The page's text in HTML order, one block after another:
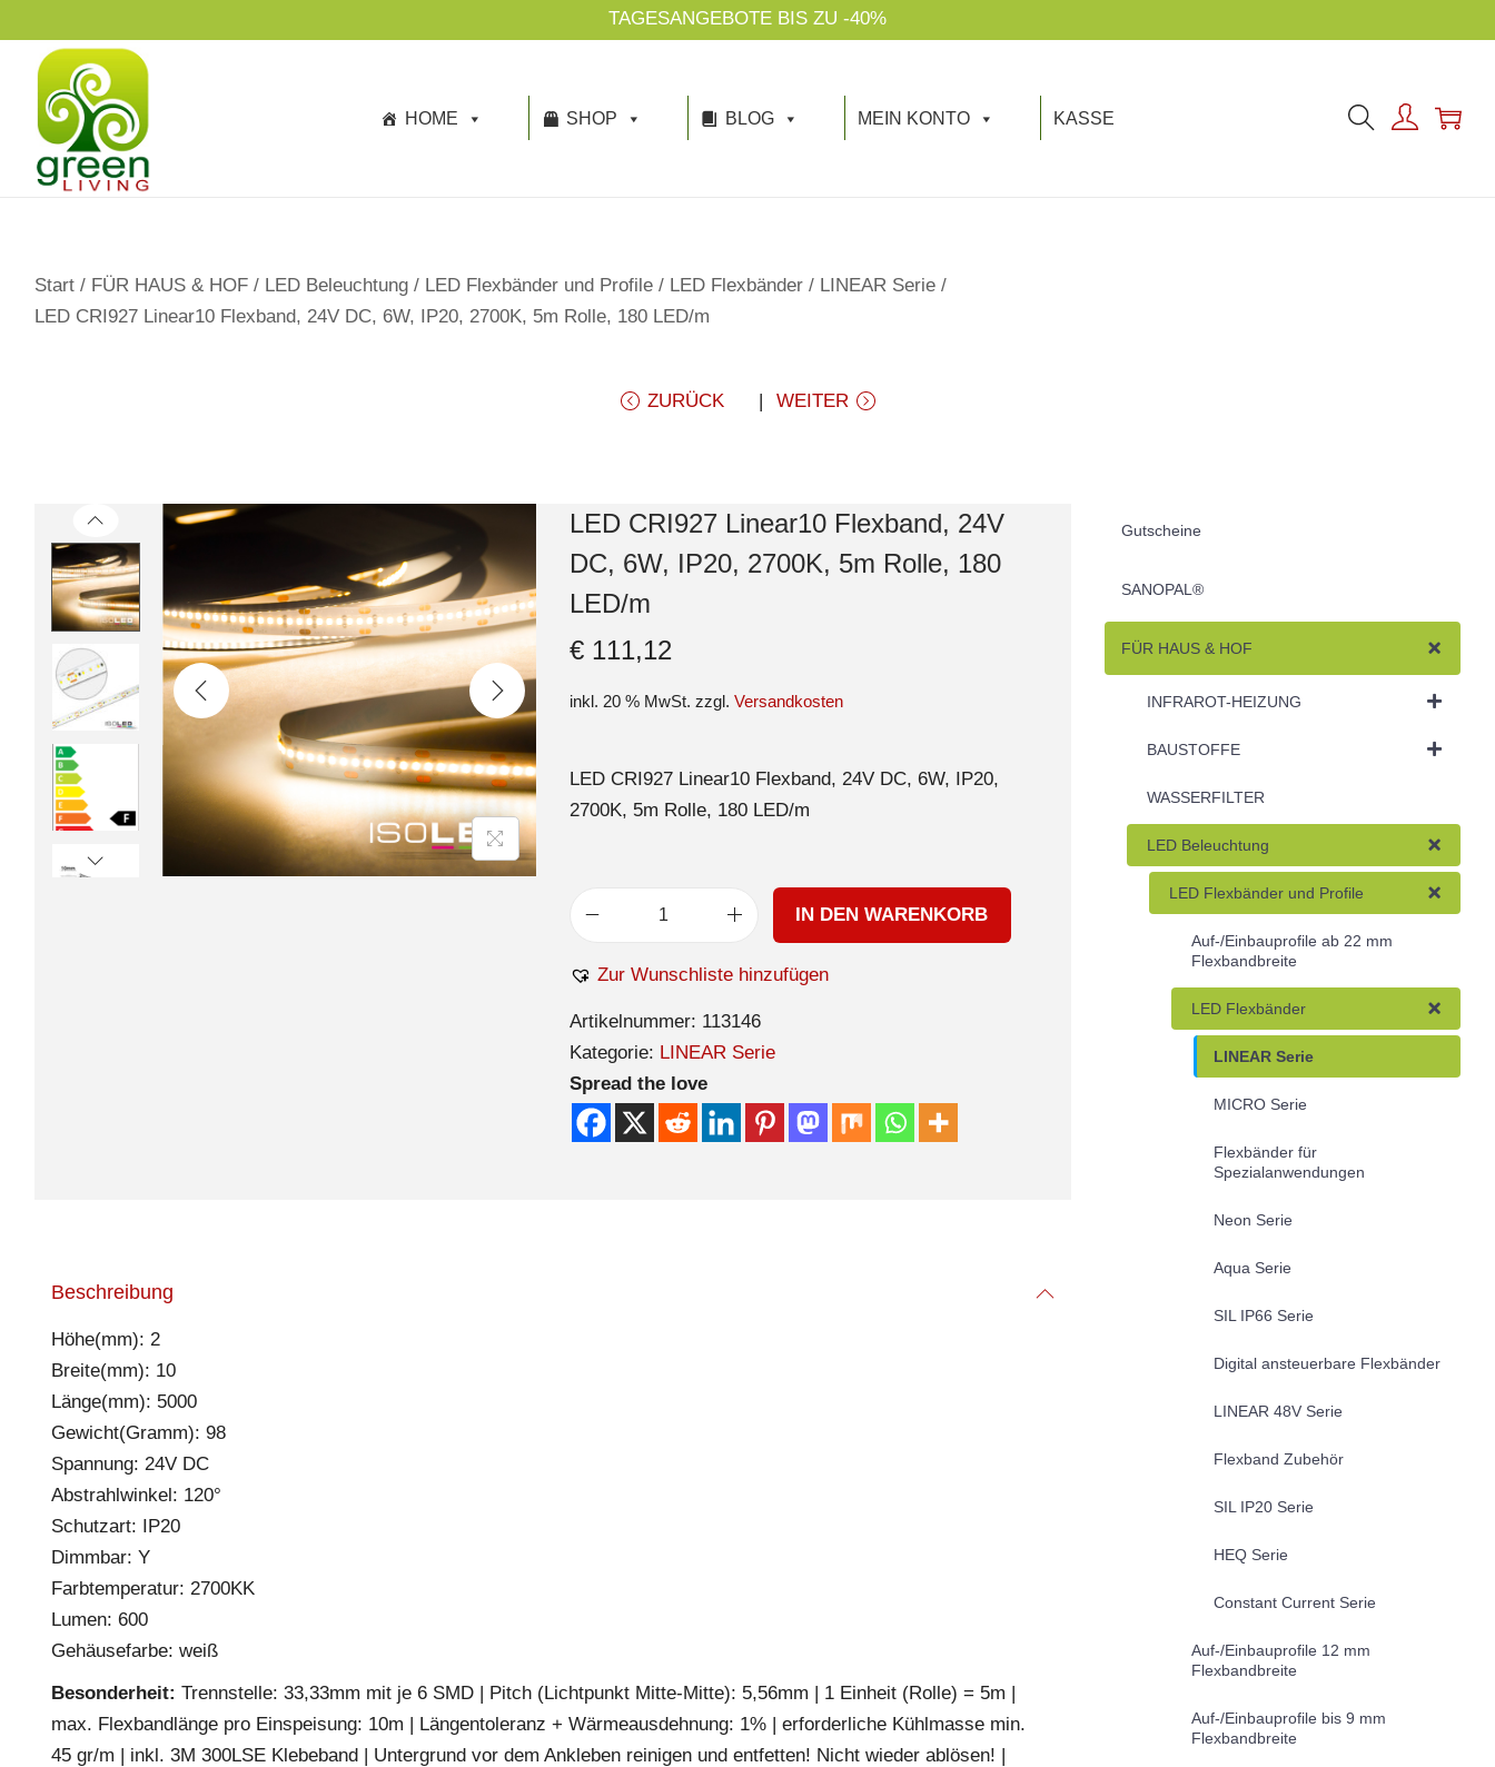
p
TAGESANGEBOTE BIS ZU -40%
HOME SHOP BLOG MEIN KONTO KASSE
Start / FÜR HAUS & HOF / LED Beleuchtung / LED Flexbänder und Profile / LED Flexbänder / LINEAR Serie /
LED CRI927 Linear10 Flexband, 24V DC, 6W, IP20, 2700K, 5m Rolle, 180 LED/m
ZURÜCK WEITER
LED CRI927 Linear10 Flexband, 24V
DC, 6W, IP20, 2700K, 5m Rolle, 180
LED/m
€111,12
inkl. 20 % MwSt. zzgl. Versandkosten
LED CRI927 Linear10 Flexband, 24V DC, 6W, IP20,
2700K, 5m Rolle, 180 LED/m
IN DEN WARENKORB
Zur Wunschliste hinzufügen
Artikelnummer: 113146
Kategorie: LINEAR Serie
Spread the love
Beschreibung
Höhe(mm): 2
Breite(mm): 10
Länge(mm): 5000
Gewicht(Gramm): 98
Spannung: 24V DC
Abstrahlwinkel: 120°
Schutzart: IP20
Dimmbar: Y
Farbtemperatur: 2700KK
Lumen: 600
Gehäusefarbe: weiß
Besonderheit: Trennstelle: 33,33mm mit je 6 SMD | Pitch (Lichtpunkt Mitte-Mitte): 5,56mm | 1 Einheit (Rolle) = 5m |
max. Flexbandlänge pro Einspeisung: 10m | Längentoleranz + Wärmeausdehnung: 1% | erforderliche Kühlmasse min.
45 gr/m | inkl. 3M 300LSE Klebeband | Untergrund vor dem Ankleben reinigen und entfetten! Nicht wieder ablösen! |
Gutscheine
SANOPAL®
FÜR HAUS & HOF
INFRAROT-HEIZUNG
BAUSTOFFE
WASSERFILTER
LED Beleuchtung
LED Flexbänder und Profile
Auf-/Einbauprofile ab 22 mm
Flexbandbreite
LED Flexbänder
LINEAR Serie
MICRO Serie
Flexbänder für
Spezialanwendungen
Neon Serie
Aqua Serie
SIL IP66 Serie
Digital ansteuerbare Flexbänder
LINEAR 48V Serie
Flexband Zubehör
SIL IP20 Serie
HEQ Serie
Constant Current Serie
Auf-/Einbauprofile 12 mm
Flexbandbreite
Auf-/Einbauprofile bis 9 mm
Flexbandbreite